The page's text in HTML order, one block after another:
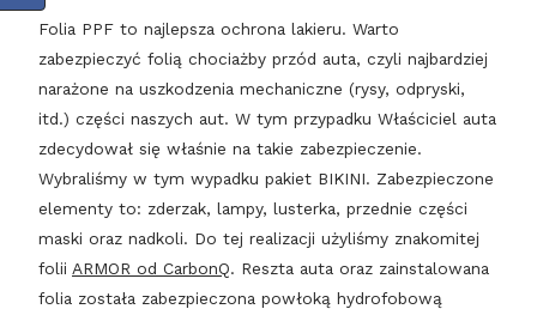
Folia PPF to najlepsza ochrona lakieru. Warto
zabezpieczyć folią chociażby przód auta, czyli najbardziej
narażone na uszkodzenia mechaniczne (rysy, odpryski,
itd.) części naszych aut. W tym przypadku Właściciel auta
zdecydował się właśnie na takie zabezpieczenie.
Wybraliśmy w tym wypadku pakiet BIKINI. Zabezpieczone
elementy to: zderzak, lampy, lusterka, przednie części
maski oraz nadkoli. Do tej realizacji użyliśmy znakomitej
folii ARMOR od CarbonQ. Reszta auta oraz zainstalowana
folia została zabezpieczona powłoką hydrofobową